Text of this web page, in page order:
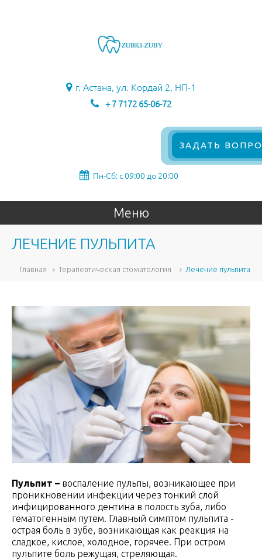
г. Астана, ул. Кордай 2, НП-1
+ 7 7172 65-06-72
ЗАДАТЬ
Пн-Сб: с 09:00 до 20:00
Меню
ЛЕЧЕНИЕ ПУЛЬПИТА
Главная Терапевтическая стоматология Лечение пульпита
Пульпит – воспаление пульпы, возникающее при
проникновении инфекции через тонкий слой
инфицированного дентина в полость зуба, либо
гематогенным путем. Главный симптом пульпита -
острая боль в зубе, возникающая как реакция на
сладкое, кислое, холодное, горячее. При остром
пульпите боль режущая, стреляющая.